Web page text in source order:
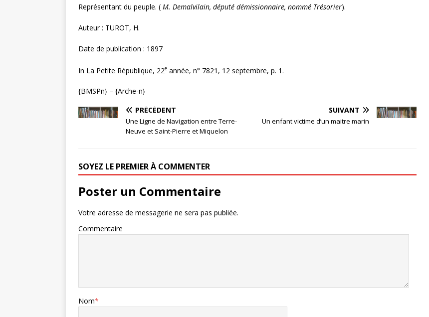
Représentant du peuple. ( M. Demalvilain, député démissionnaire, nommé Trésorier).
Auteur : TUROT, H.
Date de publication : 1897
In La Petite République, 22e année, n° 7821, 12 septembre, p. 1.
{BMSPn} – {Arche-n}
PRÉCÉDENT
Une Ligne de Navigation entre Terre-
Neuve et Saint-Pierre et Miquelon
SUIVANT
Un enfant victime d’un maitre marin
SOYEZ LE PREMIER À COMMENTER
Poster un Commentaire
Votre adresse de messagerie ne sera pas publiée.
Commentaire
Nom*